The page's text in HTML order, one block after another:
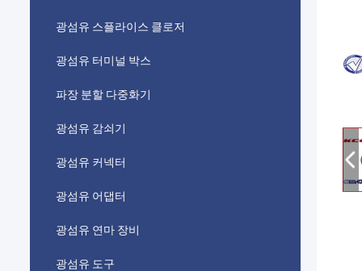
광섬유 스플라이스 클로저
광섬유 터미널 박스
파장 분할 다중화기
광섬유 감쇠기
광섬유 커넥터
광섬유 어댑터
광섬유 연마 장비
광섬유 도구